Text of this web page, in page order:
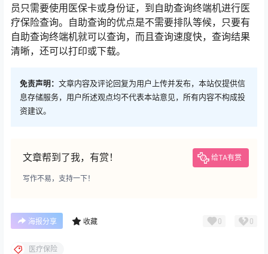
员只需要使用医保卡或身份证，到自助查询终端机进行医
疗保险查询。自助查询的优点是不需要排队等候，只要有
自助查询终端机就可以查询，而且查询速度快，查询结果
清晰，还可以打印或下载。
免责声明： 文章内容及评论回复为用户上传并发布，本站仅提供信
息存储服务，用户所述观点均不代表本站意见，所有内容不构成投
资建议。
文章帮到了我，有赏！ 给TA有赏
写作不易，支持一下！
海报分享 收藏 0 0
医疗保险